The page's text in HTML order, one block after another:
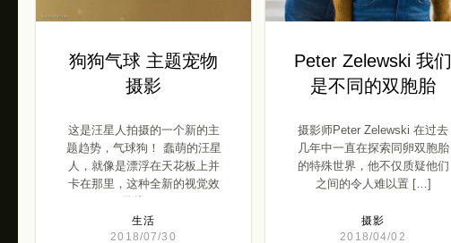
狗狗气球 主题宠物
摄影
这是汪星人拍摄的一个新的主
题趋势，气球狗！ 蠢萌的汪星
人，就像是漂浮在天花板上并
卡在那里，这种全新的视觉效
生活
2018/07/30
Peter Zelewski 我们
是不同的双胞胎
摄影师Peter Zelewski 在过去
几年中一直在探索同卵双胞胎
的特殊世界，他不仅质疑他们
之间的令人难以置 […]
摄影
2018/04/02